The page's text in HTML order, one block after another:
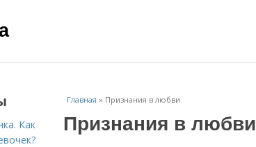
Главная » Признания в любви
Признания в любви
Как